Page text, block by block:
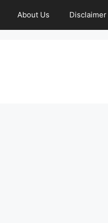
About Us Disclaimer